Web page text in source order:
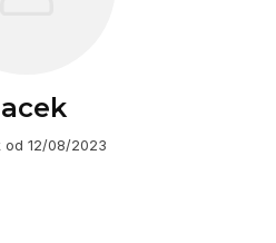
od 12/08/2023